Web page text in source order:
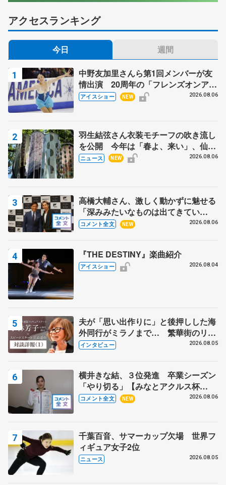
アクセスランキング
今日 週間
中野友加里さんら第1回メンバーが友
情出演 20周年の「フレンズオンアイ
ス」 宮本賢二さん、有川梨絵さん、
アイスショー NEW 2026.08.06
羽生結弦さん衣装モチーフの吹き流し
を公開 今年は「春よ、来い」、仙台
の瑞鳳殿
ニュース NEW 2026.08.06
高橋大輔さん、激しく動かずに魅せる
「深みみたいなものは出てきてい
る？」 〝兄さん〟と慕うレジェンド
コメント全文 NEW 2026.08.06
『THE DESTINY』楽曲紹介
アイスショー 2026.08.04
夫が「思い出作りに」と後押しした海
外同行がミラノまで… 繁華街のリン
クでは不良のお兄さんも味方に 小林
インタビュー 2026.08.05
横井きな結、３位発進 卒業シーズン
「やり切る」【みなとアクルス杯
SP】
コメント全文 NEW 2026.08.06
千葉百音、サマーカップ欠場 世界フ
ィギュア女子2位
ニュース 2026.08.05